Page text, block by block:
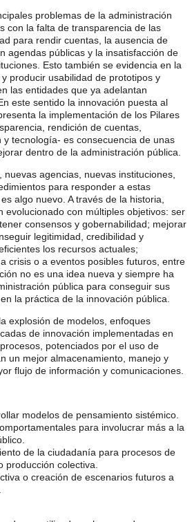
problemas de la administración
con la falta de transparencia de las
para rendir cuentas, la ausencia de
agendas públicas y la insatisfacción de
Esto también se evidencia en la
producir usabilidad de prototipos y
las entidades que ya adelantan
este sentido la innovación puesta al
la implementación de los Pilares
rendición de cuentas,
y tecnología- es consecuencia de unas
dentro de la administración pública.
nuevas agencias, nuevas instituciones,
para responder a estas
algo nuevo. A través de la historia,
evolucionado con múltiples objetivos: ser
consensos y gobernabilidad; mejorar
legitimidad, credibilidad y
los recursos actuales;
crisis o a eventos posibles futuros, entre
no es una idea nueva y siempre ha
pública para conseguir sus
la práctica de la innovación pública.
explosión de modelos, enfoques
de innovación implementadas en
potenciados por el uso de
un mejor almacenamiento, manejo y
flujo de información y comunicaciones.
modelos de pensamiento sistémico.
para involucrar más a la
de la ciudadanía para procesos de
producción colectiva.
o creación de escenarios futuros a